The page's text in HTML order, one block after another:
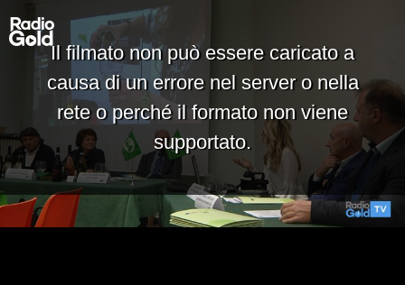
Il filmato non può essere caricato a
causa di un errore nel server o nella
rete o perché il formato non viene
supportato.